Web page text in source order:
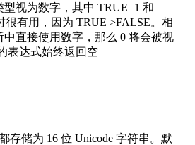
视为数字，其中 TRUE=1 和
很有用，因为 TRUE >FALSE。相
中直接使用数字，那么 0 将会被视
表达式始终返回空
存储为 16 位 Unicode 字符串。默